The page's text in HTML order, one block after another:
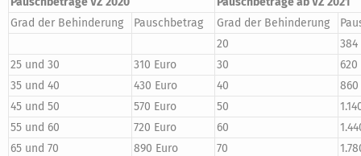
Grad der Behinderung
Pauschbetrag Grad der Behinderung
20
384
25 und 30
310 Euro 30
620
35 und 40
430 Euro 40
860
45 und 50
570 Euro 50
55 und 60
720 Euro 60
65 und 70
890 Euro 70